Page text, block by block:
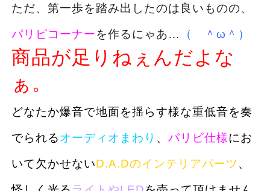
ただ、第一歩を踏み出したのは良いものの、
パリピコーナーを作るにゃあ… （ ＾ω＾）
商品が足りねぇんだよな
ぁ。
どなたか爆音で地面を揺らす様な重低音を奏
でられるオーディオまわり 、 パリピ仕様にお
いて欠かせないD.A.Dのインテリアパーツ 、